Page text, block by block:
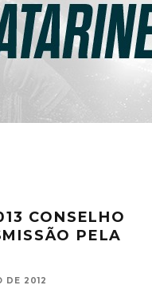
CONSELHO
PELA
DE 2012